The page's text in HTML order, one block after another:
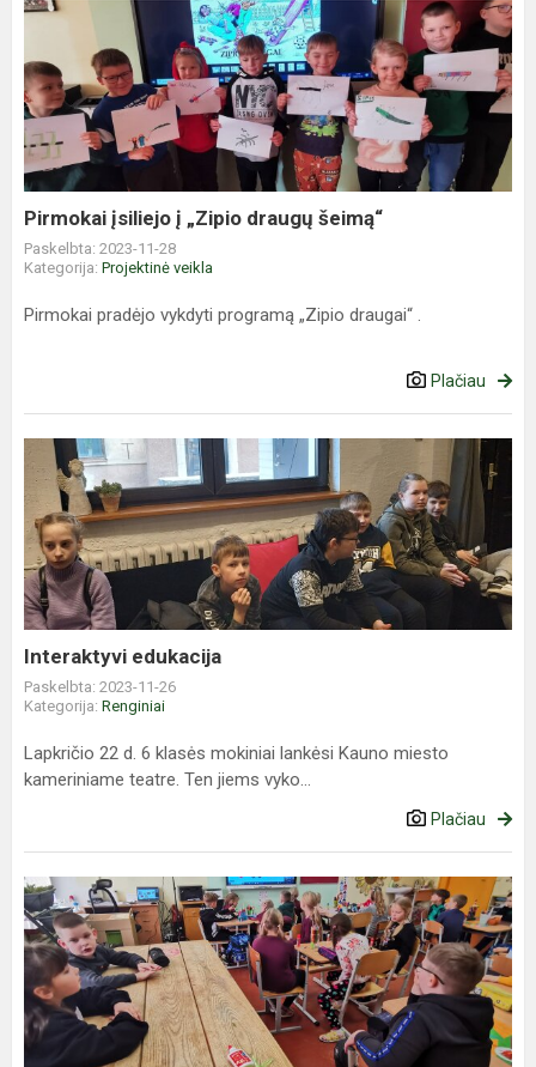
Pirmokai
į
„Zipio
draugų
šeimą“
Pirmokai įsiliejo į „Zipio draugų šeimą“
Paskelbta: 2023-11-28
Kategorija: Projektinė veikla
Pirmokai pradėjo vykdyti programą „Zipio draugai“ .
Plačiau
Interaktyvi
edukacija
Interaktyvi edukacija
Paskelbta: 2023-11-26
Kategorija: Renginiai
Lapkričio 22 d. 6 klasės mokiniai lankėsi Kauno miesto
kameriniame teatre. Ten jiems vyko...
Plačiau
Atrask
simbolio
prasmę